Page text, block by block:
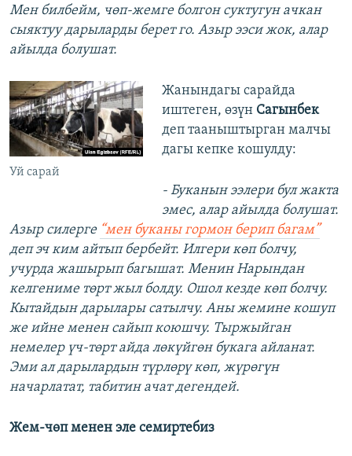
Мен билбейм, чөп-жемге болгон суктугун ачкан
сыяктуу дарыларды берет го. Азыр ээси жок, алар
айылда болушат.
Уй сарай
Жанындагы сарайда
иштеген, өзүн Сагынбек
деп тааныштырган малчы
дагы кепке кошулду:
- Буканын ээлери бул жакта
эмес, алар айылда болушат.
Азыр силерге “мен буканы гормон берип багам”
деп эч ким айтып бербейт. Илгери көп болчу,
учурда жашырып багышат. Менин Нарындан
келгениме төрт жыл болду. Ошол кезде көп болчу.
Кытайдын дарылары сатылчу. Аны жемине кошуп
же ийне менен сайып коюшчу. Тыржыйган
немелер үч-төрт айда лөкүйгөн букага айланат.
Эми ал дарылардын түрлөрү көп, жүрөгүн
начарлатат, табитин ачат дегендей.
Жем-чөп менен эле семиртебиз